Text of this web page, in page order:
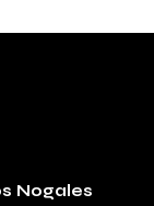
Nogales